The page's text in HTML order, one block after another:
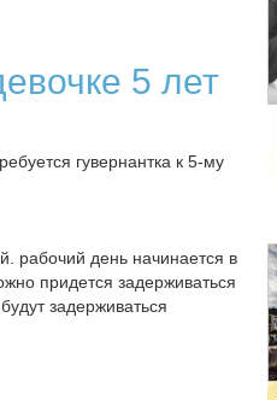
5 лет
гувернантка к 5-му
рабочий день начинается в
придется задерживаться
задерживаться